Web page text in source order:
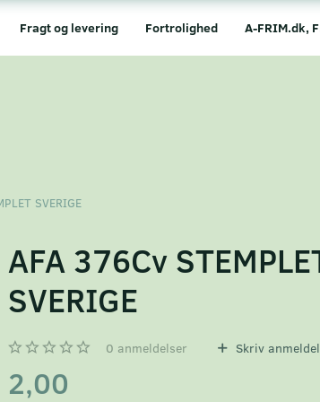
A-FRIM.dk,
Fortrolighed
Fragt og levering
SVERIGE
AFA 376Cv
SVERIGE
0 anmeldelser Skriv
2,00